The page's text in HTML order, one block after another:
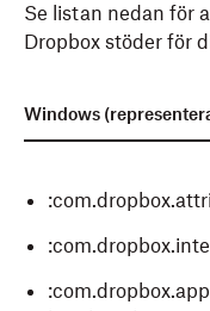
Se listan nedan för
Dropbox stöder för
Windows